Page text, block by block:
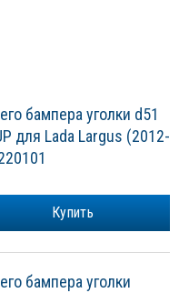
бампера уголки d51
для Lada Largus (2012-
Купить
бампера уголки